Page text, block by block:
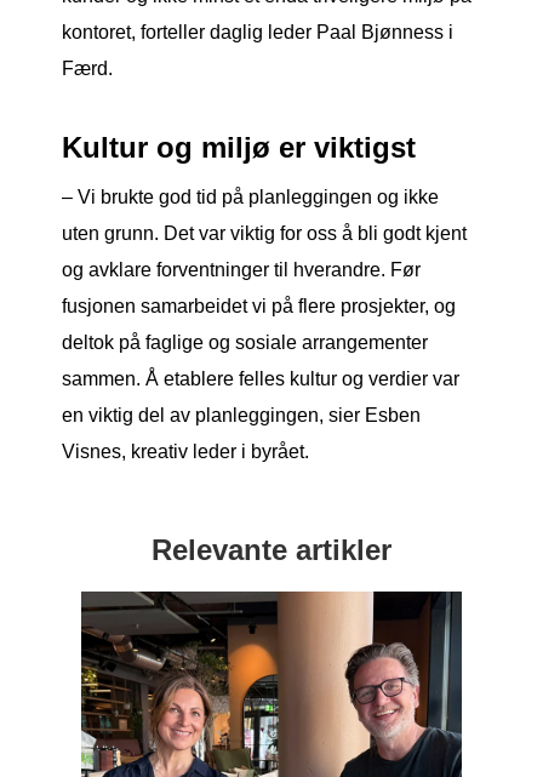
kontoret, forteller daglig leder Paal Bjønness i
Færd.
Kultur og miljø er viktigst
– Vi brukte god tid på planleggingen og ikke
uten grunn. Det var viktig for oss å bli godt kjent
og avklare forventninger til hverandre. Før
fusjonen samarbeidet vi på flere prosjekter, og
deltok på faglige og sosiale arrangementer
sammen. Å etablere felles kultur og verdier var
en viktig del av planleggingen, sier Esben
Visnes, kreativ leder i byrået.
Relevante artikler